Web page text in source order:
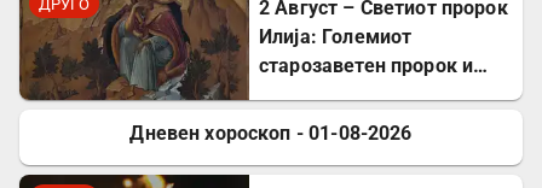
ДРУГО
2 Август – Светиот пророк
Илија: Големиот
старозаветен пророк и
ДРУГО
Дневен хороскоп - 01-08-2026